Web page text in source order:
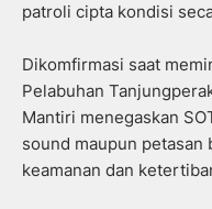
patroli cipta kondisi
Dikomfirmasi saat
Pelabuhan
Mantiri menegaskan
sound maupun
keamanan dan